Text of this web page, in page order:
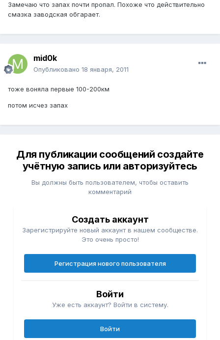
Замечаю что запах почти пропал. Похоже что действительно
смазка заводская обгарает.
mid0k
Опубликовано 18 января, 2011
тоже воняла первые 100-200км
потом исчез запах
Для публикации сообщений создайте
учётную запись или авторизуйтесь
Вы должны быть пользователем, чтобы оставить
комментарий
Создать аккаунт
Зарегистрируйте новый аккаунт в нашем сообществе.
Это очень просто!
Регистрация нового пользователя
Войти
Уже есть аккаунт? Войти в систему.
Войти